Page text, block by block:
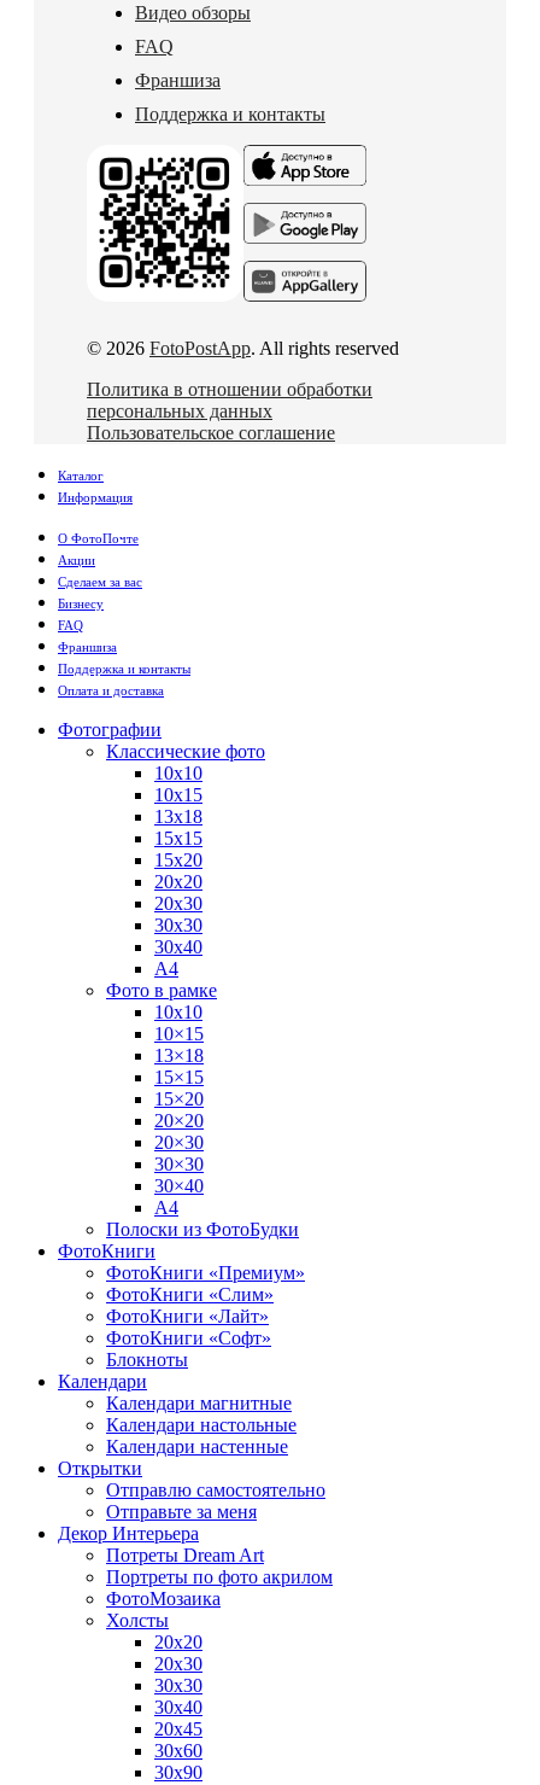
Видео обзоры
FAQ
Франшиза
Поддержка и контакты
© 2026 FotoPostApp. All rights reserved
Политика в отношении обработки
персональных данных
Пользовательское соглашение
Каталог
Информация
О ФотоПочте
Акции
Сделаем за вас
Бизнесу
FAQ
Франшиза
Поддержка и контакты
Оплата и доставка
Фотографии
Классические фото
10х10
10х15
13х18
15х15
15х20
20х20
20х30
30х30
30х40
А4
Фото в рамке
10х10
10×15
13×18
15×15
15×20
20×20
20×30
30×30
30×40
A4
Полоски из ФотоБудки
ФотоКниги
ФотоКниги «Премиум»
ФотоКниги «Слим»
ФотоКниги «Лайт»
ФотоКниги «Софт»
Блокноты
Календари
Календари магнитные
Календари настольные
Календари настенные
Открытки
Отправлю самостоятельно
Отправьте за меня
Декор Интерьера
Потреты Dream Art
Портреты по фото акрилом
ФотоМозаика
Холсты
20х20
20х30
30х30
30х40
20х45
30х60
30х90